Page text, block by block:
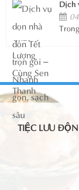
Dịch
TIỆC LƯU